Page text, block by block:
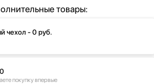
товары:
чехол - 0 руб.
покупку впервые